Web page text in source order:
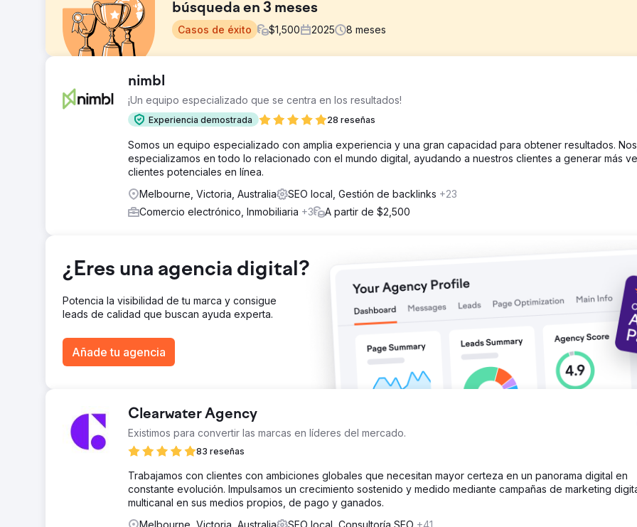
búsqueda en 3 meses
Casos de éxito $1,500 2025 8 meses
Un dominio nuevo, con 3 meses de experiencia y muchas reseñas. Eso fue lo que nuestro cliente trajo para transformarlo
gran presencia SEO.
Una combinación de contenido único y manuscrito para las páginas de servicio, algunos blogs iniciales semivirales y
directo con otros sitios web que posicionaron las palabras clave de búsqueda fue todo lo que se necesitó. No se trató de
ningún truco secreto en la página, solo de los fundamentos para el éxito del SEO.
En los primeros 3 meses, logramos que este lugar para fiestas de cumpleaños pasara de ser una de las palabras clave
y aparecer en la quinta página de resultados de búsqueda (long tails) a la primera página de los resultados de búsqueda
nimbl
¡Un equipo especializado que se centra en los resultados!
Experiencia demostrada 28 reseñas
Somos un equipo especializado con amplia experiencia y una gran capacidad para obtener resultados. Nos
especializamos en todo lo relacionado con el mundo digital, ayudando a nuestros clientes a generar más
clientes potenciales en línea.
Melbourne, Victoria, Australia
SEO local, Gestión de backlinks +23
Comercio electrónico, Inmobiliaria +3 A partir de $2,500
¿Eres una agencia digital?
Potencia la visibilidad de tu marca y consigue
leads de calidad que buscan ayuda experta.
Añade tu agencia
Clearwater Agency
Existimos para convertir las marcas en líderes del mercado.
83 reseñas
Trabajamos con clientes con ambiciones globales que necesitan mayor certeza en un panorama digital en
constante evolución. Impulsamos un crecimiento sostenido y medido mediante campañas de marketing
multicanal en sus medios propios, de pago y ganados.
Melbourne, Victoria, Australia
SEO local, Consultoría SEO +41